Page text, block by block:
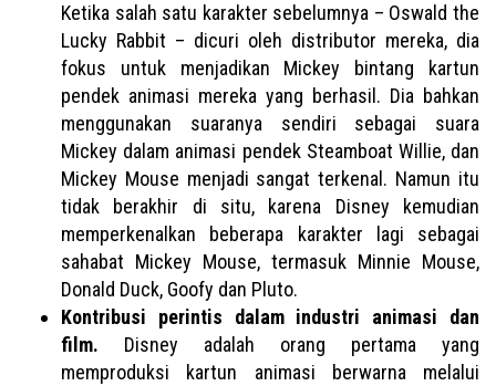
Ketika salah satu karakter sebelumnya – Oswald the
Lucky Rabbit – dicuri oleh distributor mereka, dia
fokus untuk menjadikan Mickey bintang kartun
pendek animasi mereka yang berhasil. Dia bahkan
menggunakan suaranya sendiri sebagai suara
Mickey dalam animasi pendek Steamboat Willie, dan
Mickey Mouse menjadi sangat terkenal. Namun itu
tidak berakhir di situ, karena Disney kemudian
memperkenalkan beberapa karakter lagi sebagai
sahabat Mickey Mouse, termasuk Minnie Mouse,
Donald Duck, Goofy dan Pluto.
Kontribusi perintis dalam industri animasi dan
film. Disney adalah orang pertama yang
memproduksi kartun animasi berwarna melalui